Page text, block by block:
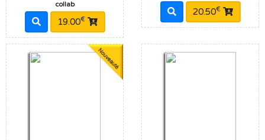
collab
19.00€
20.50€